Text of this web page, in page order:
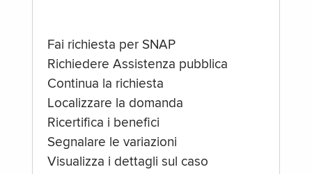
Fai richiesta per SNAP
Richiedere Assistenza pubblica
Continua la richiesta
Localizzare la domanda
Ricertifica i benefici
Segnalare le variazioni
Visualizza i dettagli sul caso